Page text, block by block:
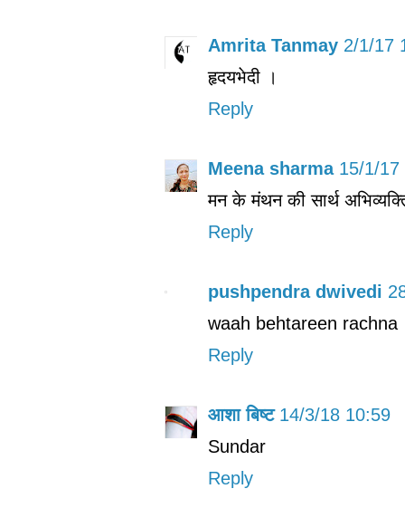
Amrita Tanmay 2/1/17
हृदयभेदी ।
Reply
Meena sharma 15/1/17
मन के मंथन की सार्थ
Reply
pushpendra dwivedi
waah behtareen rachna
Reply
आशा बिष्ट 14/3/18 10:59
Sundar
Reply